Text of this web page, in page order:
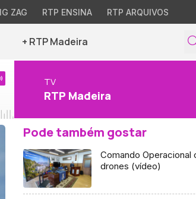
ZAG RTP ENSINA RTP ARQUIVOS
+ RTP Madeira
TV
RTP Madeira
Pode também gostar
Comando Operacional
drones (vídeo)